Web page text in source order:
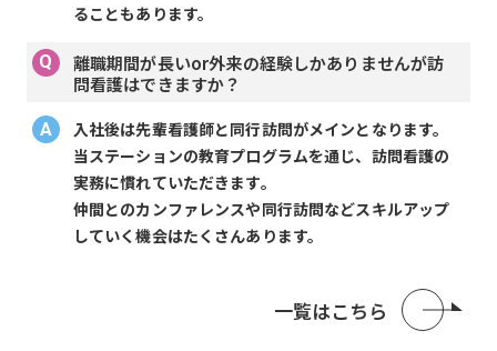
ることもあります。
離職期間が長いor外来の経験しかありませんが訪
問看護はできますか？
入社後は先輩看護師と同行訪問がメインとなります。
当ステーションの教育プログラムを通じ、訪問看護の
実務に慣れていただきます。
仲間とのカンファレンスや同行訪問などスキルアップ
していく機会はたくさんあります。
一覧はこちら